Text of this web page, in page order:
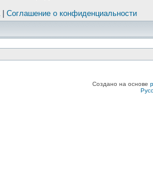
| Соглашение о конфиденциальности
Создано на основе